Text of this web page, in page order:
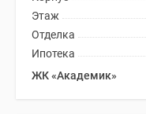
Этаж
Отделка
Ипотека
ЖК «Академик»